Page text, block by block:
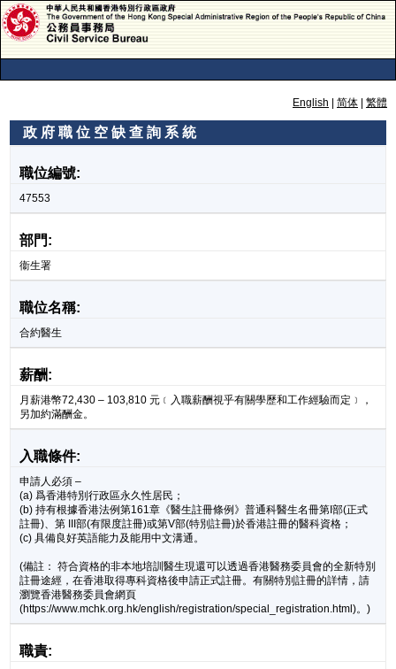
English 简体 繁體
政 府 職 位 空 缺 查 詢 系 統
政 府 職 位 空 缺 查 詢 系 統
職位編號:
47553
部門:
衞生署
職位名稱:
合約醫生
薪酬:
月薪港幣72,430 – 103,810 元﹝入職薪酬視乎有關學歷和工作經驗而定﹞，
另加約滿酬金。
入職條件:
申請人必須 –
(a) 爲香港特別行政區永久性居民；
(b) 持有根據香港法例第161章《醫生註冊條例》普通科醫生名冊第I部(正式
註冊)、第 III部(有限度註冊)或第V部(特別註冊)於香港註冊的醫科資格；
(c) 具備良好英語能力及能用中文溝通。
(備註： 符合資格的非本地培訓醫生現還可以透過香港醫務委員會的全新特別
註冊途經，在香港取得專科資格後申請正式註冊。有關特別註冊的詳情，請
瀏覽香港醫務委員會網頁
(https://www.mchk.org.hk/english/registration/special_registration.html)。)
職責: